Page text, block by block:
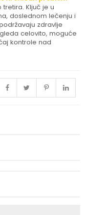
Ključ je u
doslednom lečenju i
zdravlje
celovito, moguće
kontrole nad